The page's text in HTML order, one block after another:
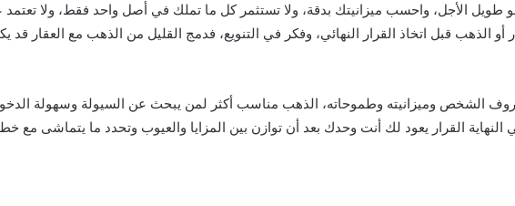
الأجل، واحسب ميزانيتك بدقة، ولا تستثمر كل ما تملك في أصل واحد فقط، ولا
قبل اتخاذ القرار النهائي، وفكر في التنويع، فدمج القليل من الذهب مع العقار قد
الشخص وميزانيته وطموحاته، الذهب مناسب أكثر لمن يبحث عن السيولة وسهولة
القرار يعود لك أنت وحدك بعد أن توازن بين المزايا والعيوب وتحدد ما يتماشى مع